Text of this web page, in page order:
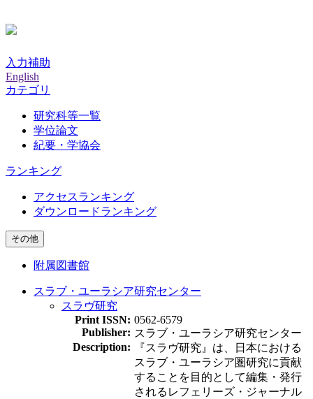
入力補助
English
カテゴリ
研究科等一覧
学位論文
紀要・学協会
ランキング
アクセスランキング
ダウンロードランキング
その他
附属図書館
スラブ・ユーラシア研究センター
スラヴ研究
Print ISSN: 0562-6579
Publisher: スラブ・ユーラシア研究センター
Description:
『スラヴ研究』は、日本における
スラブ・ユーラシア圏研究に貢献
することを目的として編集・発行
されるレフェリーズ・ジャーナル